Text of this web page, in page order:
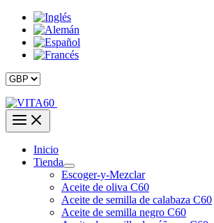
Inicio
Tienda
Escoger-y-Mezclar
Aceite de oliva C60
Aceite de semilla de calabaza C60
Aceite de semilla negro C60